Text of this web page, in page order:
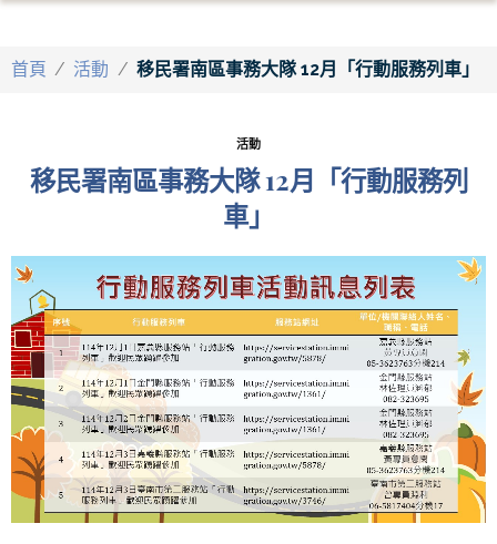
首頁 / 活動 / 移民署南區事務大隊 12月「行動服務列車」
活動
移民署南區事務大隊 12月「行動服務列
車」